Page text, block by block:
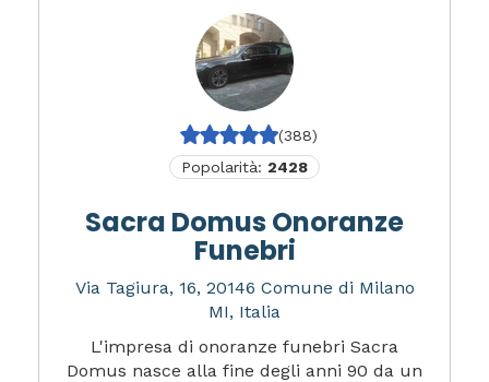
(388)
Popolarità: 2428
Sacra Domus Onoranze
Funebri
Via Tagiura, 16, 20146 Comune di Milano
MI, Italia
L'impresa di onoranze funebri Sacra
Domus nasce alla fine degli anni 90 da un